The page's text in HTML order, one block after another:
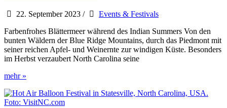
22. September 2023 /
Events & Festivals
Farbenfrohes Blättermeer während des Indian Summers Von den
bunten Wäldern der Blue Ridge Mountains, durch das Piedmont mit
seiner reichen Apfel- und Weinernte zur windigen Küste. Besonders
im Herbst verzaubert North Carolina seine
Wenn
Blätter
sich
mehr »